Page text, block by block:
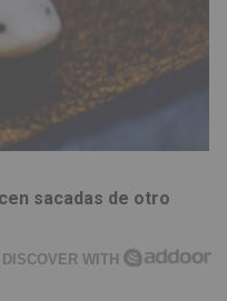
sacadas de otro
DISCOVER WITH